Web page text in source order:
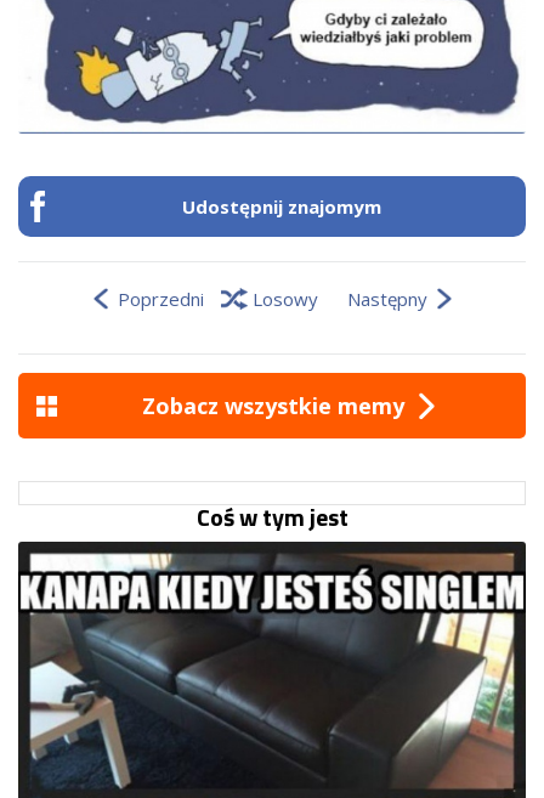
Udostępnij znajomym
Poprzedni Losowy Następny
Zobacz wszystkie memy
Coś w tym jest